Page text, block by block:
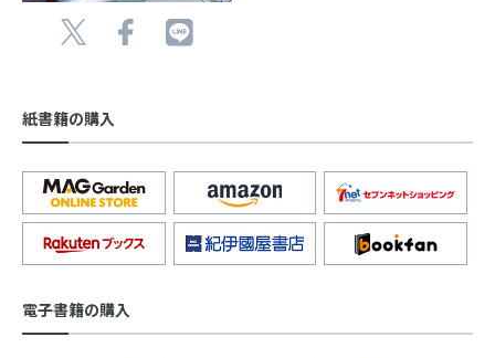
紙書籍の購入
電子書籍の購入